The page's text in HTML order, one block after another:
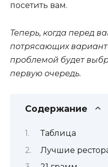
посетить вам.
Теперь, когда перед
потрясающих
проблемой будет
первую очередь.
Содержание
Таблица
Лучшие